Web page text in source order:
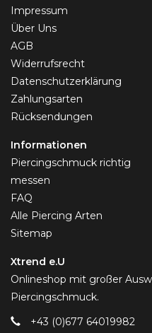
Impressum
Über Uns
AGB
Widerrufsrecht
Datenschutzerklärung
Zahlungsarten
Rücksendungen
Informationen
Piercingschmuck richtig
messen
FAQ
Alle Piercing Arten
Sitemap
Xtrend e.U
Onlineshop mit großer
Piercingschmuck.
+43 (0)677 64019982